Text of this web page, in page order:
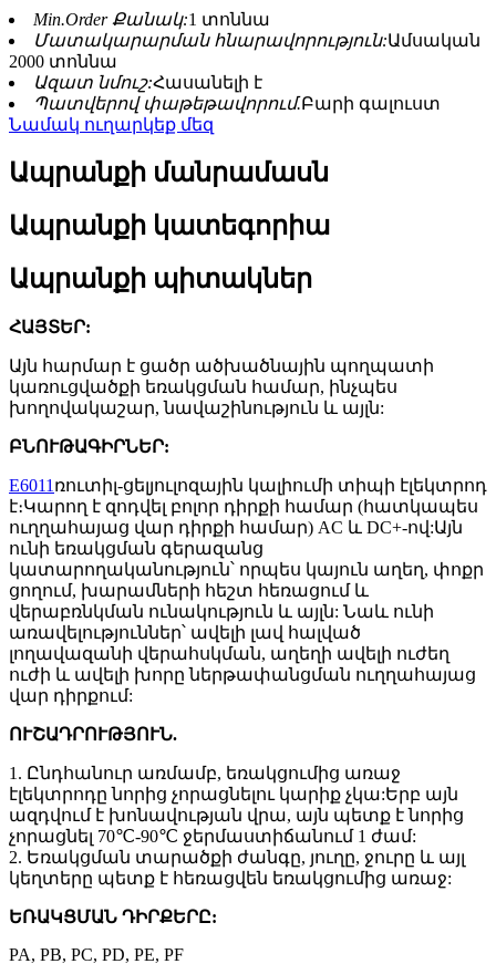
Min.Order Քանակ:1 տոննա
Մատակարարման հնարավորություն:Ամսական
2000 տոննա
Ազատ նմուշ:Հասանելի է
Պատվերով փաթեթավորում.Բարի գալուստ
Նամակ ուղարկեք մեզ
Ապրանքի մանրամասն
Ապրանքի կատեգորիա
Ապրանքի պիտակներ
ՀԱՅՏԵՐ:
Այն հարմար է ցածր ածխածնային պողպատի
կառուցվածքի եռակցման համար, ինչպես
խողովակաշար, նավաշինություն և այլն:
ԲՆՈՒԹԱԳԻՐՆԵՐ:
E6011 ռուտիլ-ցելյուլոզային կալիումի տիպի էլեկտրոդ
է։Կարող է զոդվել բոլոր դիրքի համար (հատկապես
ուղղահայաց վար դիրքի համար) AC և DC+-ով:Այն
ունի եռակցման գերազանց
կատարողականություն՝ որպես կայուն աղեղ, փոքր
ցողում, խարամների հեշտ հեռացում և
վերաբռնկման ունակություն և այլն: Նաև ունի
առավելություններ՝ ավելի լավ հալված
լողավազանի վերահսկման, աղեղի ավելի ուժեղ
ուժի և ավելի խորը ներթափանցման ուղղահայաց
վար դիրքում:
ՈՒՇԱԴՐՈՒԹՅՈՒՆ.
1. Ընդհանուր առմամբ, եռակցումից առաջ
էլեկտրոդը նորից չորացնելու կարիք չկա:Երբ այն
ազդվում է խոնավության վրա, այն պետք է նորից
չորացնել 70℃-90℃ ջերմաստիճանում 1 ժամ:
2. Եռակցման տարածքի ժանգը, յուղը, ջուրը և այլ
կեղտերը պետք է հեռացվեն եռակցումից առաջ:
ԵՌԱԿՑՄԱՆ ԴԻՐՔԵՐԸ:
PA, PB, PC, PD, PE, PF